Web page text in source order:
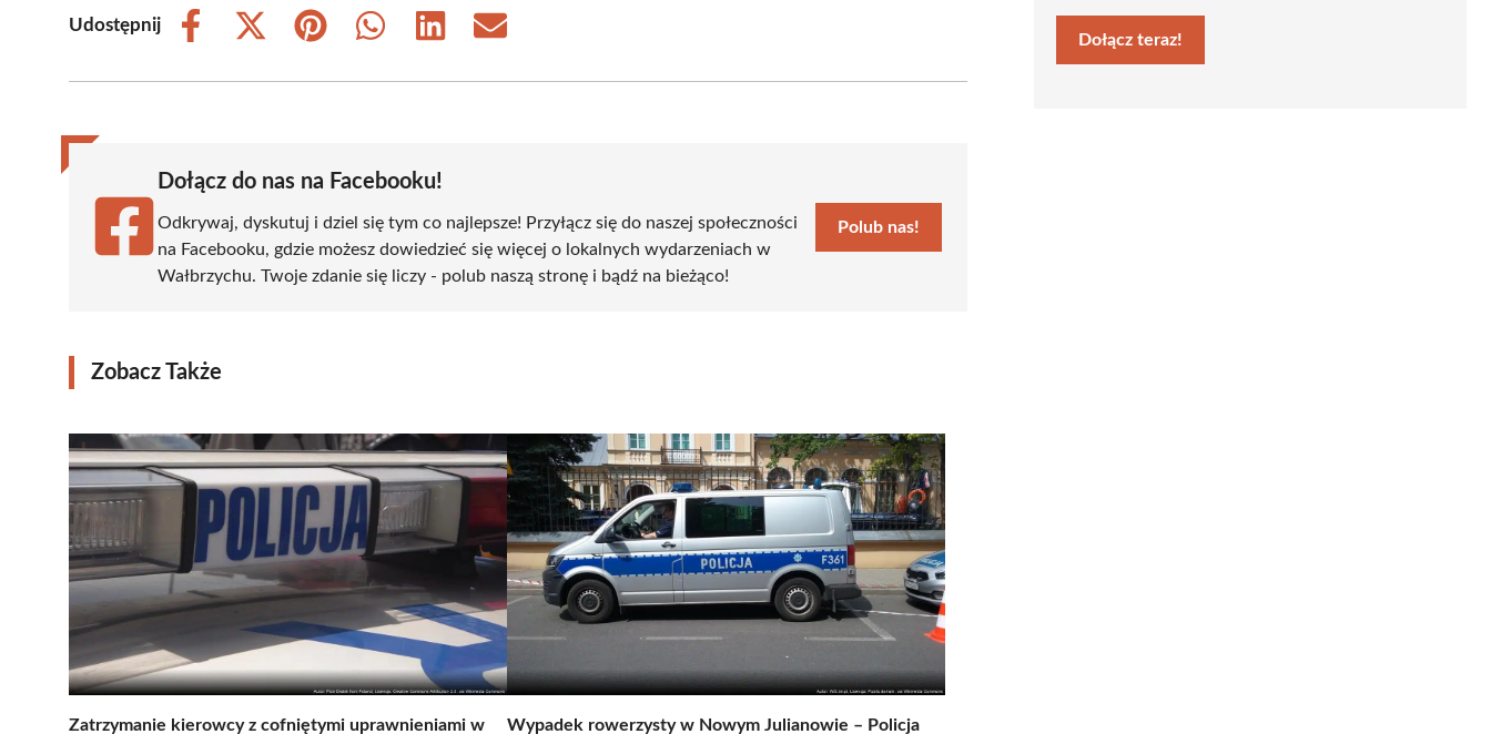
Udostępnij
Share
Share
(Twitter)
Share
Share
Share
Share
Dołącz do nas na Facebooku!
Odkrywaj, dyskutuj i dziel się tym co najlepsze! Przyłącz się do naszej społeczności
na Facebooku, gdzie możesz dowiedzieć się więcej o lokalnych wydarzeniach w
Wałbrzychu. Twoje zdanie się liczy - polub naszą stronę i bądź na bieżąco!
Polub nas!
Zobacz Także
Zatrzymanie kierowcy z cofniętymi uprawnieniami w
Wypadek rowerzysty w Nowym Julianowie – Policja
Dołącz teraz!